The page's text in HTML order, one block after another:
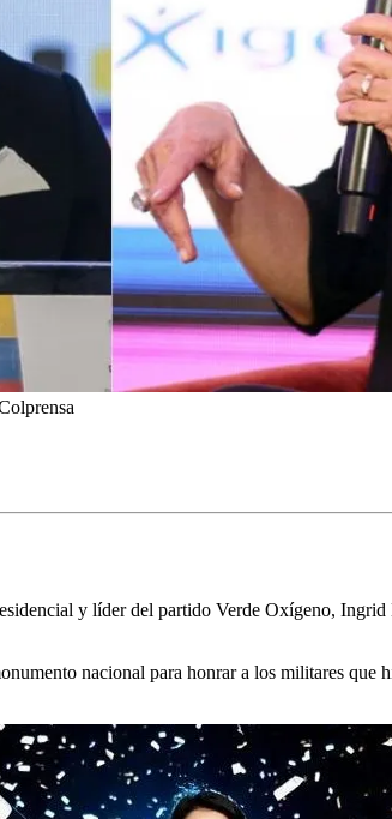
y líder del partido Verde Oxígeno,
nacional para honrar a los militares que